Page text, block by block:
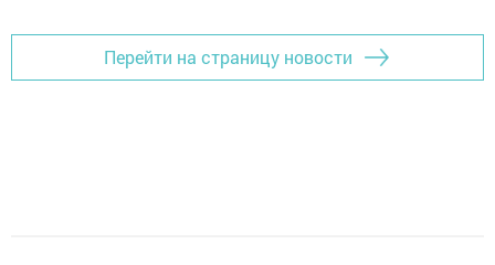
Перейти на страницу новости